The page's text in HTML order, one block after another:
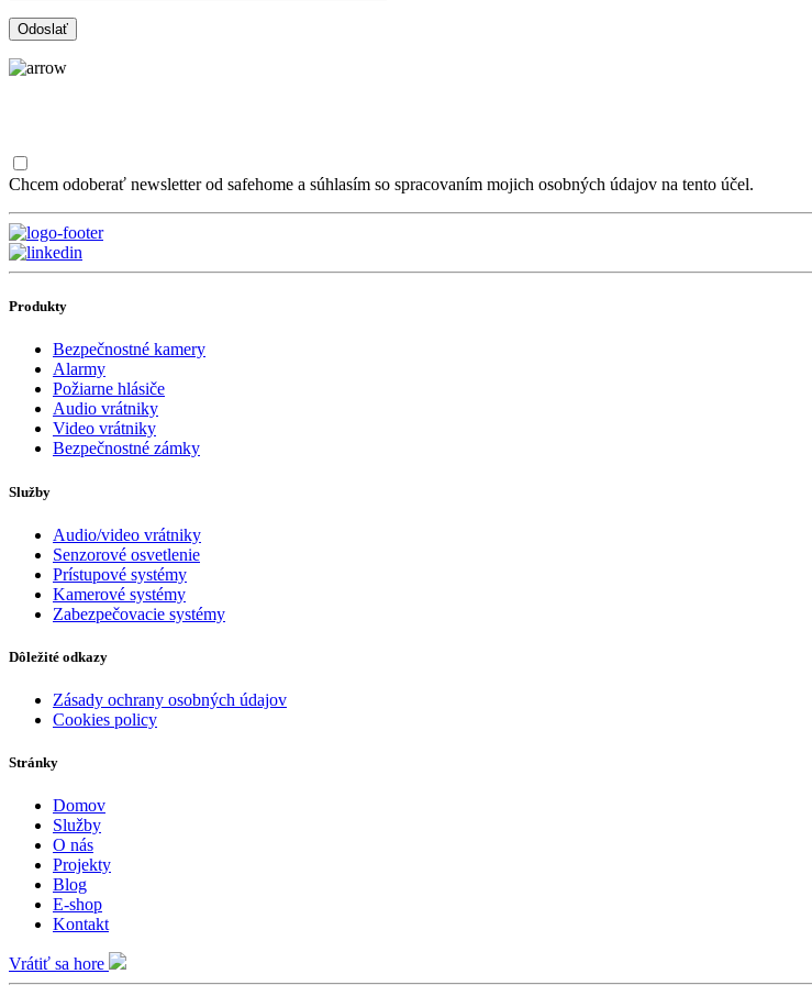
Chcem odoberať newsletter od safehome a súhlasím so spracovaním mojich osobných údajov na tento účel.
Produkty
Bezpečnostné kamery
Alarmy
Požiarne hlásiče
Audio vrátniky
Video vrátniky
Bezpečnostné zámky
Služby
Audio/video vrátniky
Senzorové osvetlenie
Prístupové systémy
Kamerové systémy
Zabezpečovacie systémy
Dôležité odkazy
Zásady ochrany osobných údajov
Cookies policy
Stránky
Domov
Služby
O nás
Projekty
Blog
E-shop
Kontakt
Vrátiť sa hore